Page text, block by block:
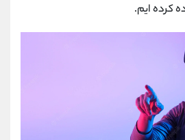
کرده ایم.